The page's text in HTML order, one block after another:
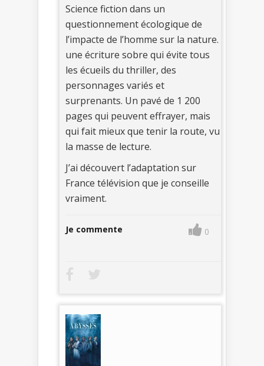
Science fiction dans un
questionnement écologique de
l’impacte de l’homme sur la nature.
une écriture sobre qui évite tous
les écueils du thriller, des
personnages variés et
surprenants. Un pavé de 1 200
pages qui peuvent effrayer, mais
qui fait mieux que tenir la route, vu
la masse de lecture.
J’ai découvert l’adaptation sur
France télévision que je conseille
vraiment.
Je commente 0